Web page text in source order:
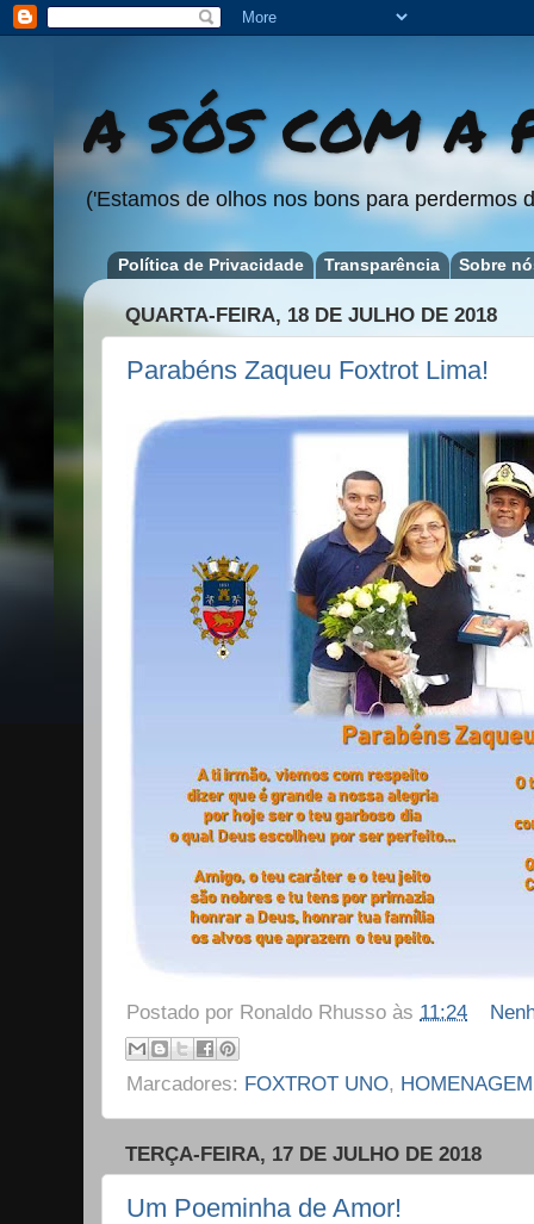
A SÓS COM A
('Estamos de olhos nos bons para perdermos
Política de Privacidade Transparência Sobre
QUARTA-FEIRA, 18 DE JULHO DE 2018
Parabéns Zaqueu Foxtrot Lima!
Postado por Ronaldo Rhusso às 11:24
Marcadores: FOXTROT UNO, HOMENAGEM
TERÇA-FEIRA, 17 DE JULHO DE 2018
Um Poeminha de Amor!